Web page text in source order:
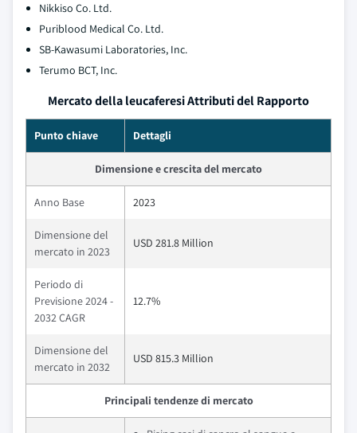
Nikkiso Co. Ltd.
Puriblood Medical Co. Ltd.
SB-Kawasumi Laboratories, Inc.
Terumo BCT, Inc.
Mercato della leucaferesi Attributi del Rapporto
Punto chiave Dettagli
Dimensione e crescita del mercato
Anno Base 2023
Dimensione del
mercato in 2023
USD 281.8 Million
Periodo di
Previsione 2024 -
2032 CAGR
12.7%
Dimensione del
mercato in 2032
USD 815.3 Million
Principali tendenze di mercato